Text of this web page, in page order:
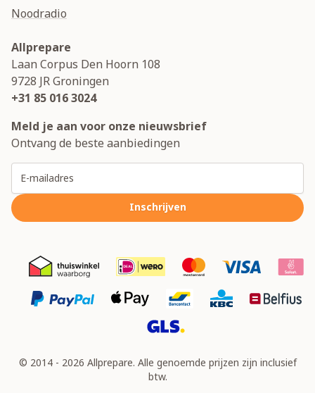
Noodradio
Allprepare
Laan Corpus Den Hoorn 108
9728 JRGroningen
+31 85 016 3024
Meld je aan voor onze nieuwsbrief
Ontvang de beste aanbiedingen
Inschrijven
© 2014 - 2026 Allprepare. Alle genoemde prijzen zijn inclusief
btw.